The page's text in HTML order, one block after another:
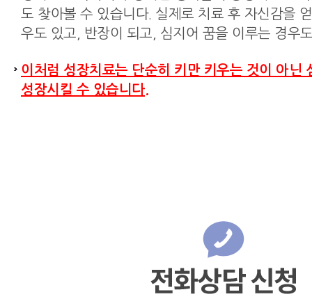
도 찾아볼 수 있습니다. 실제로 치료 후 자신감을
우도 있고, 반장이 되고, 심지어 꿈을 이루는 경우
이처럼 성장치료는 단순히 키만 키우는 것이 아닌
성장시킬 수 있습니다.